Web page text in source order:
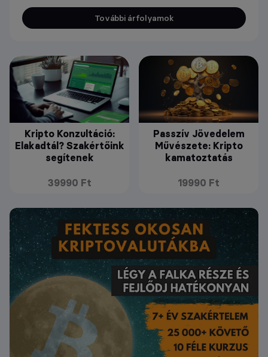
További árfolyamok
Kripto Konzultáció:
Elakadtál? Szakértőink
segítenek
39990 Ft
Passzív Jövedelem
Művészete: Kripto
kamatoztatás
19990 Ft